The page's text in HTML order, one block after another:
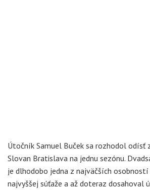
Útočník Samuel Buček sa rozhodol odísť
Slovan Bratislava na jednu sezónu.
je dlhodobo jedna z najväčších
najvyššej súťaže a až doteraz dosahoval